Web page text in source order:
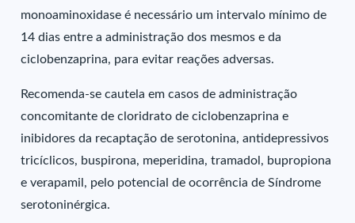
monoaminoxidase é necessário um intervalo mínimo de
14 dias entre a administração dos mesmos e da
ciclobenzaprina, para evitar reações adversas.
Recomenda-se cautela em casos de administração
concomitante de cloridrato de ciclobenzaprina e
inibidores da recaptação de serotonina, antidepressivos
tricíclicos, buspirona, meperidina, tramadol, bupropiona
e verapamil, pelo potencial de ocorrência de Síndrome
serotoninérgica.